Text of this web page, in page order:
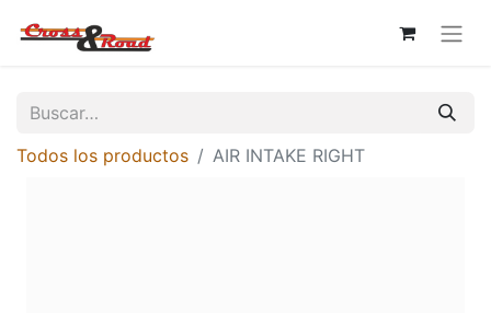
Todos los productos AIR INTAKE RIGHT